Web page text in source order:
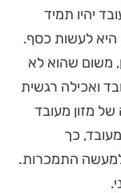
יהיו תמיד
לעשות כסף.
משום שהוא לא
ואכילה רגשית
מזון מעובד
כך
למעשה התמכרות.